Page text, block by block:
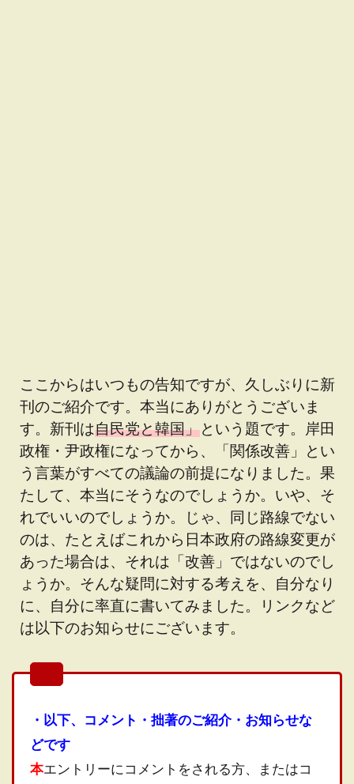
ここからはいつもの告知ですが、久しぶりに新
刊のご紹介です。本当にありがとうございま
す。新刊は自民党と韓国」という題です。岸田
政権・尹政権になってから、「関係改善」とい
う言葉がすべての議論の前提になりました。果
たして、本当にそうなのでしょうか。いや、そ
れでいいのでしょうか。じゃ、同じ路線でない
のは、たとえばこれから日本政府の路線変更が
あった場合は、それは「改善」ではないのでし
ょうか。そんな疑問に対する考えを、自分なり
に、自分に率直に書いてみました。リンクなど
は以下のお知らせにございます。
・以下、コメント・拙著のご紹介・お知らせな
どです
本エントリーにコメントをされる方、またはコ